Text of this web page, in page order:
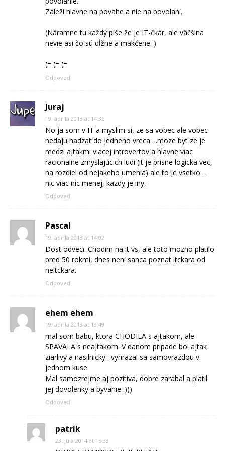
Záleží hlavne na povahe a nie na povolaní.
(Náramne tu každý píše že je IT-čkár, ale väčšina
nevie asi čo sú dĺžne a mäkčene. )
(= (= (=
Odpoveď
Juraj
19. apríla 2013 at 14:36
No ja som v IT a myslim si, ze sa vobec ale vobec
nedaju hadzat do jedneho vreca….moze byt ze je
medzi ajtakmi viacej introvertov a hlavne viac
racionalne zmyslajucich ludi (it je prisne logicka vec,
na rozdiel od nejakeho umenia) ale to je vsetko…
nic viac nic menej, kazdy je iny.
Odpoveď
Pascal
19. apríla 2013 at 14:02
Dost odveci. Chodim na it vs, ale toto mozno platilo
pred 50 rokmi, dnes neni sanca poznat itckara od
neitckara.
Odpoveď
ehem ehem
19. apríla 2013 at 13:49
mal som babu, ktora CHODILA s ajtakom, ale
SPAVALA s neajtakom. V danom pripade bol ajtak
ziarlivy a nasilnicky…vyhrazal sa samovrazdou v
jednom kuse.
Mal samozrejme aj pozitiva, dobre zarabal a platil
jej dovolenky a byvanie :)))
Odpoveď
patrik
23. júla 2014 at 15:33